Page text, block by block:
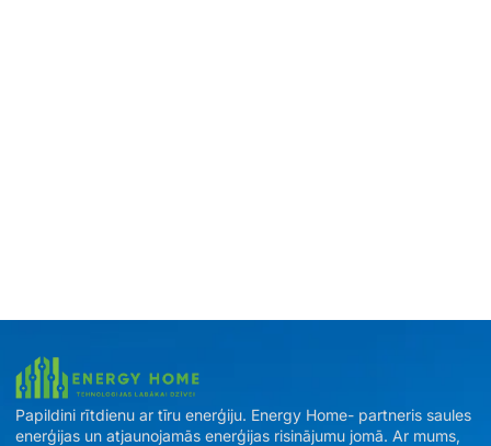
Papildini rītdienu ar tīru enerģiju. Energy Home- partneris saules
enerģijas un atjaunojamās enerģijas risinājumu jomā. Ar mums,